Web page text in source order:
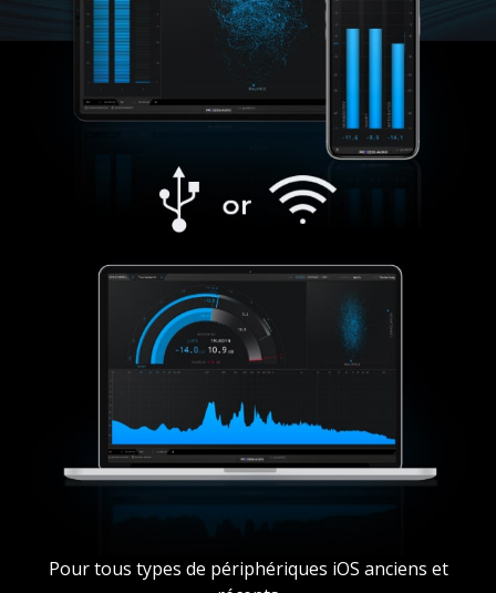
Pour tous types de périphériques iOS anciens et